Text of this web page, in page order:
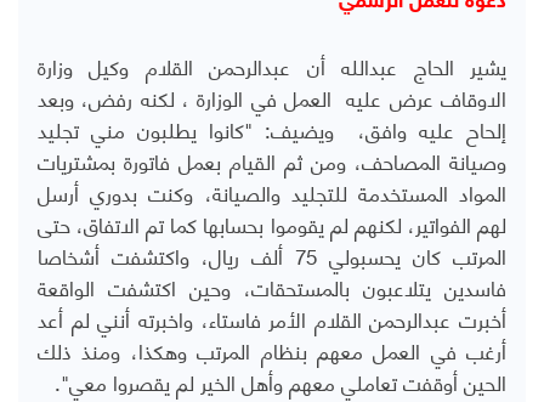
يشير الحاج عبدالله أن عبدالرحمن القلام وكيل وزارة
الاوقاف عرض عليه العمل في الوزارة ، لكنه رفض، وبعد
إلحاح عليه وافق، ويضيف: "كانوا يطلبون مني تجليد
وصيانة المصاحف، ومن ثم القيام بعمل فاتورة بمشتريات
المواد المستخدمة للتجليد والصيانة، وكنت بدوري أرسل
لهم الفواتير، لكنهم لم يقوموا بحسابها كما تم الاتفاق، حتى
المرتب كان يحسبولي 75 ألف ريال، واكتشفت أشخاصا
فاسدين يتلاعبون بالمستحقات، وحين اكتشفت الواقعة
أخبرت عبدالرحمن القلام الأمر فاستاء، واخبرته أنني لم أعد
أرغب في العمل معهم بنظام المرتب وهكذا، ومنذ ذلك
الحين أوقفت تعاملي معهم وأهل الخير لم يقصروا معي".